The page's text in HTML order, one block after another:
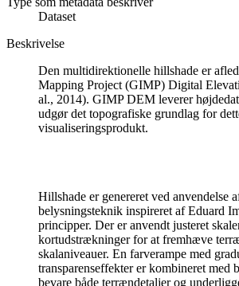
Dataset
Beskrivelse
Den multidirektionelle hillshade er
Mapping Project (GIMP) Digital
al., 2014). GIMP DEM leverer
udgør det topografiske grundlag for
visualiseringsprodukt.
Hillshade er genereret ved anvendelse
belysningsteknik inspireret af Eduard
principper. Der er anvendt justeret
kortudstrækninger for at fremhæve
skalaniveauer. En farverampe med
transparenseffekter er kombineret med
bevare både terrændetaljer og